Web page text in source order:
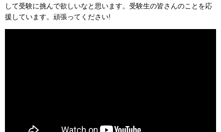
して受験に挑んで欲しいなと思います。受験生の皆さんのことを応
援しています。頑張ってください!